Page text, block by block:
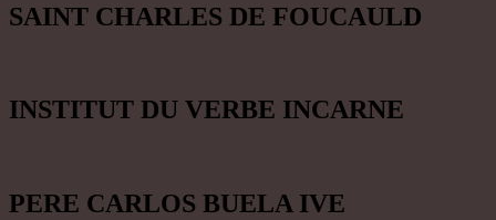
SAINT CHARLES DE FOUCAULD
INSTITUT DU VERBE INCARNE
PERE CARLOS BUELA IVE